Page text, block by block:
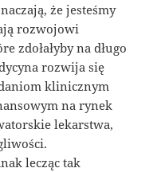
że jesteśmy
rozwojowi
zdołałyby na długo
rozwija się
klinicznym
na rynek
lekarstwa,
lecząc tak